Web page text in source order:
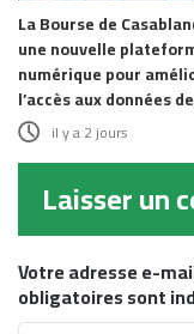
La Bourse de
une nouvelle
numérique pour
l’accès aux données
il y a 2 jours
Laisser un
Votre adresse e-
obligatoires sont